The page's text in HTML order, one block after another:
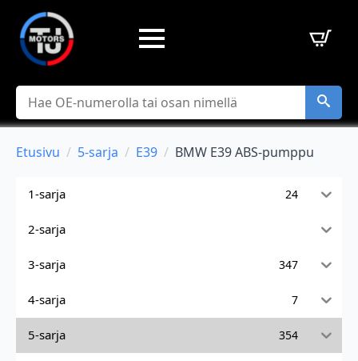
Hae
Etusivu 5-sarja E39 BMW E39 ABS-pumppu
1-sarja 24
2-sarja
3-sarja 347
4-sarja 7
5-sarja 354